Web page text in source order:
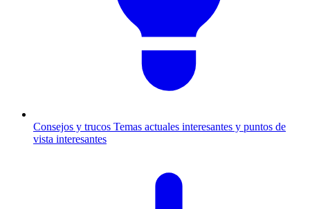
Consejos y trucos Temas actuales interesantes y puntos de
vista interesantes